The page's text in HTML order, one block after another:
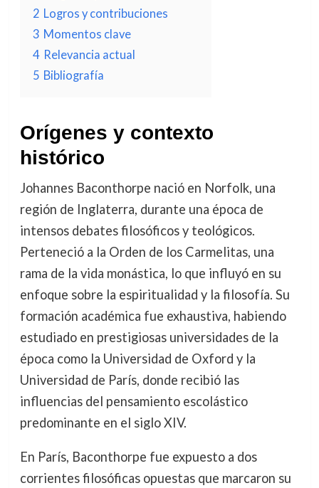
2 Logros y contribuciones
3 Momentos clave
4 Relevancia actual
5 Bibliografía
Orígenes y contexto
histórico
Johannes Baconthorpe nació en Norfolk, una
región de Inglaterra, durante una época de
intensos debates filosóficos y teológicos.
Perteneció a la Orden de los Carmelitas, una
rama de la vida monástica, lo que influyó en su
enfoque sobre la espiritualidad y la filosofía. Su
formación académica fue exhaustiva, habiendo
estudiado en prestigiosas universidades de la
época como la Universidad de Oxford y la
Universidad de París, donde recibió las
influencias del pensamiento escolástico
predominante en el siglo XIV.
En París, Baconthorpe fue expuesto a dos
corrientes filosóficas opuestas que marcaron su